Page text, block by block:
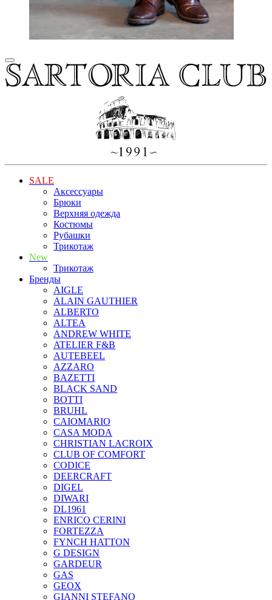
SALE
Аксессуары
Брюки
Верхняя одежда
Костюмы
Рубашки
Трикотаж
New
Трикотаж
Бренды
AIGLE
ALAIN GAUTHIER
ALBERTO
ALTEA
ANDREW WHITE
ATELIER F&B
AUTEBEEL
AZZARO
BAZETTI
BLACK SAND
BOTTI
BRUHL
CAIOMARIO
CASA MODA
CHRISTIAN LACROIX
CLUB OF COMFORT
CODICE
DEERCRAFT
DIGEL
DIWARI
DL1961
ENRICO CERINI
FORTEZZA
FYNCH HATTON
G DESIGN
GARDEUR
GAS
GEOX
GIANNI STEFANO